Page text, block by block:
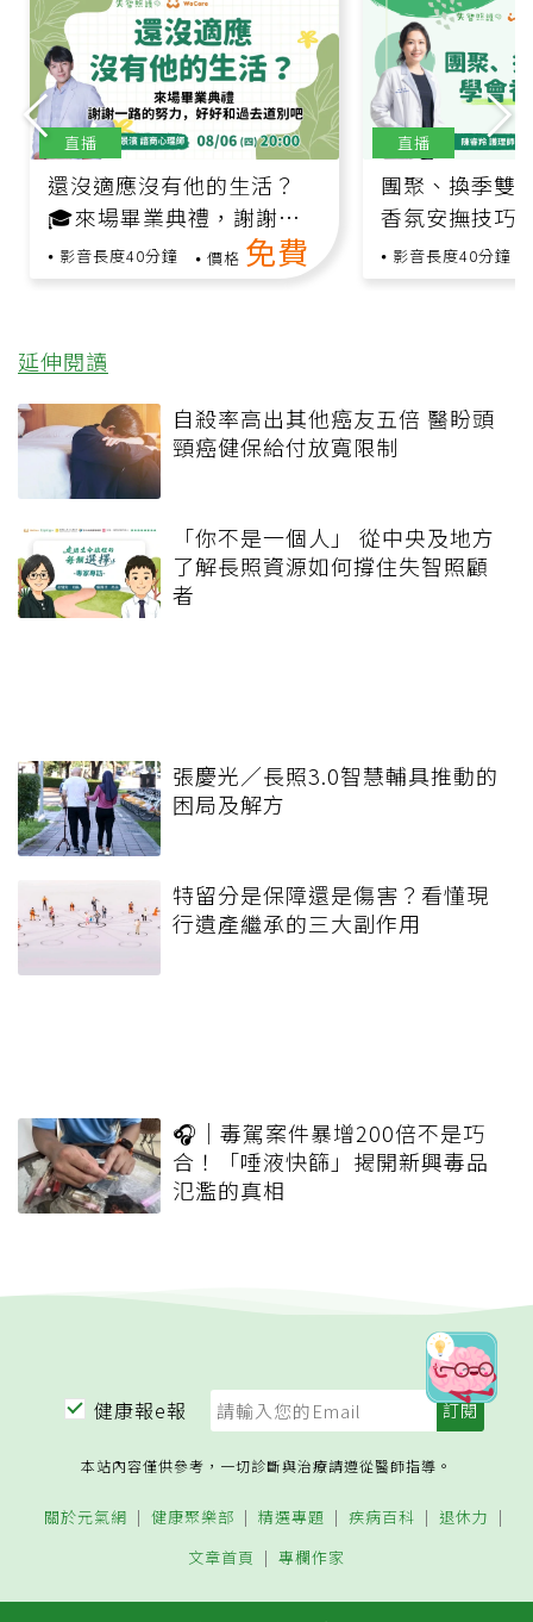
還沒適應沒有他的生活？
🎓來場畢業典禮，謝謝一
路的努力，好好和過去道別
吧～
影音長度40分鐘 價格 免費
直播
團聚、換季雙
香氛安撫技巧
影音長度40分鐘
直播
延伸閱讀
自殺率高出其他癌友五倍 醫盼頭
頸癌健保給付放寬限制
「你不是一個人」 從中央及地方
了解長照資源如何撐住失智照顧
者
張慶光／長照3.0智慧輔具推動的
困局及解方
特留分是保障還是傷害？看懂現
行遺產繼承的三大副作用
🎧｜毒駕案件暴增200倍不是巧
合！「唾液快篩」揭開新興毒品
氾濫的真相
健康報e報
本站內容僅供參考，一切診斷與治療請遵從醫師指導。
關於元氣網 健康聚樂部 精選專題 疾病百科
退休力
文章首頁
專欄作家